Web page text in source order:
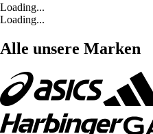
Loading...
Loading...
Alle unsere Marken